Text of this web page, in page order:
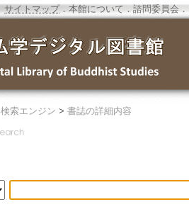
サイトマップ．本館について ． 諮問委員会 ．
検索エンジン > 書誌の詳細内容